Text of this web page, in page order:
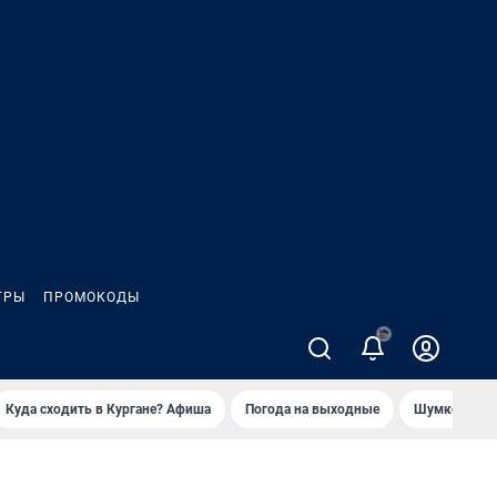
ПРОМОКОДЫ
Куда сходить в Кургане? Афиша Погода на выходные Шумков в